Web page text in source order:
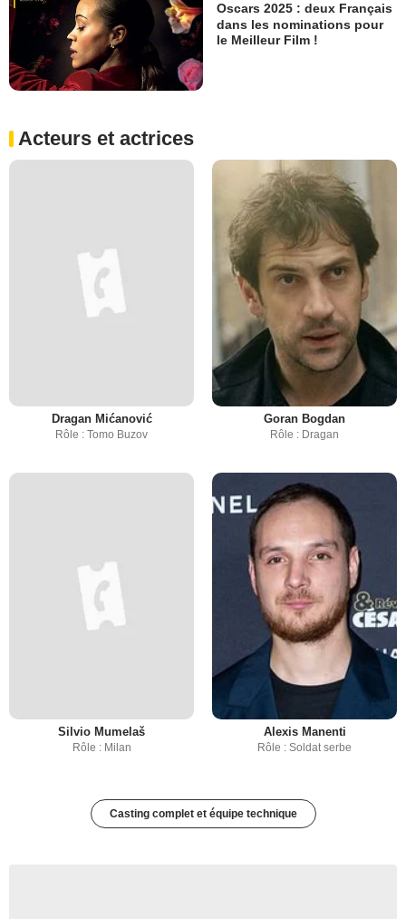
Oscars 2025 : deux Français
dans les nominations pour
le Meilleur Film !
Acteurs et actrices
Dragan Mićanović
Rôle : Tomo Buzov
Goran Bogdan
Rôle : Dragan
Silvio Mumelaš
Rôle : Milan
Alexis Manenti
Rôle : Soldat serbe
Casting complet et équipe technique